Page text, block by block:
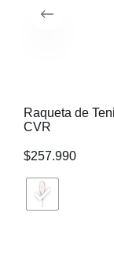
Raqueta de
CVR
$257.990